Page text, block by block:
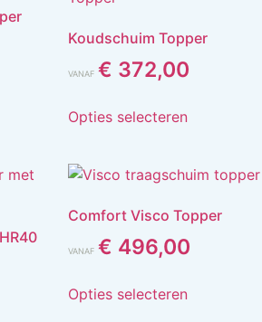
Koudschuim Topper
VANAF € 372,00
Opties selecteren
Comfort Visco Topper
VANAF € 496,00
Opties selecteren